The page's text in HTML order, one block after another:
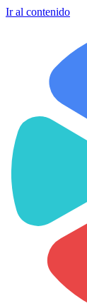
Ir al contenido